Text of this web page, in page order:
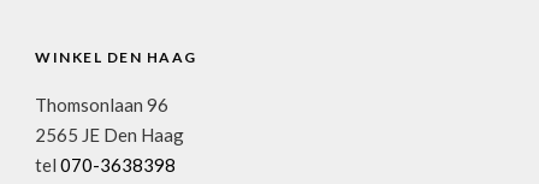
WINKEL DEN HAAG
Thomsonlaan 96
2565 JE Den Haag
tel 070-3638398